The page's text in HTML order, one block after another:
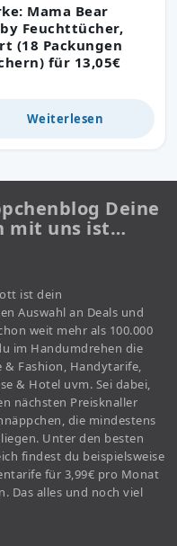
Mama Bear
Feuchttücher,
(18 Packungen
für 13,05€
Weiterlesen
Deine
mit uns ist…
ist dein
Auswahl an Deals und
weit mehr als 100.000
im Handumdrehen die
& Fashion, Handytarife,
& Hotel uvm. Sei dabei,
nächsten Preisknaller
die mindestens
Unter den besten
findest du beispielsweise
für 3,99€ pro Monat
Das alles und noch viel